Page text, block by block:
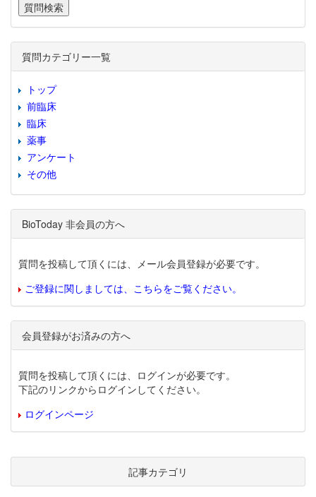
質問カテゴリー一覧
トップ
前臨床
臨床
薬事
アンケート
その他
BioToday 非会員の方へ
質問を投稿して頂くには、メール会員登録が必要です。
ご登録に関しましては、こちらをご覧ください。
会員登録がお済みの方へ
質問を投稿して頂くには、ログインが必要です。
下記のリンクからログインしてください。
ログインページ
記事カテゴリ